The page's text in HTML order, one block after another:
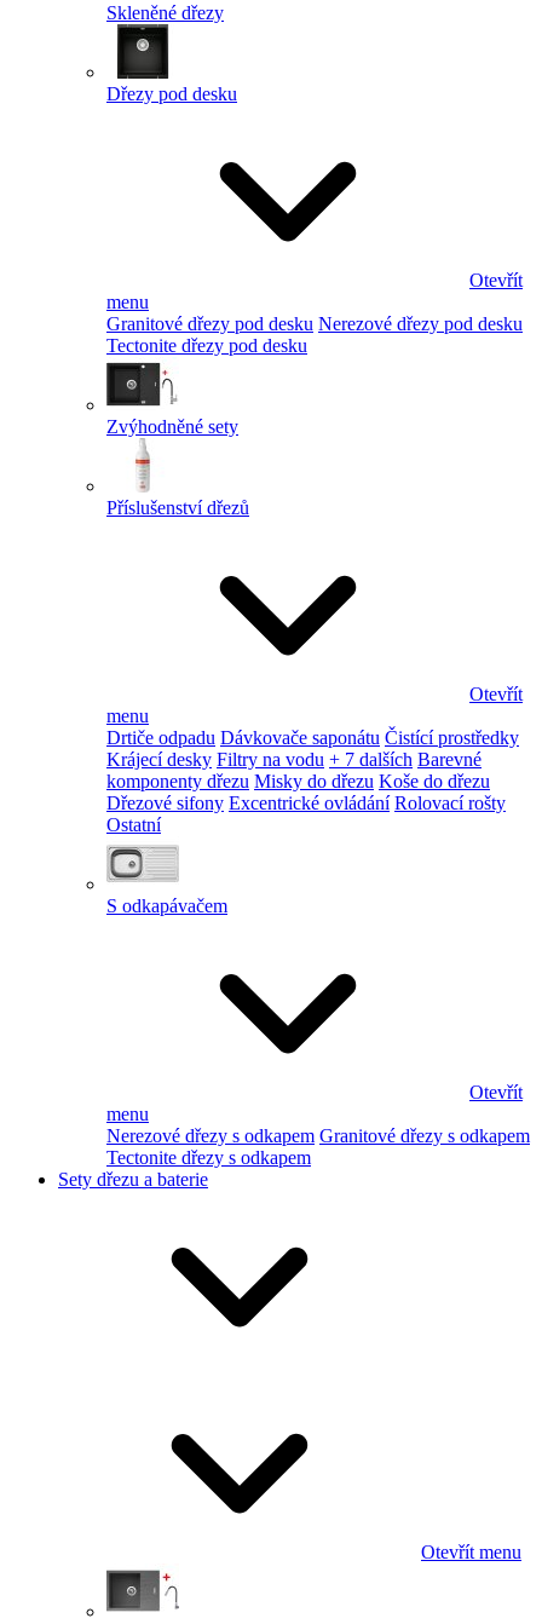
Skleněné dřezy
Dřezy pod desku
Otevřít
menu
Granitové dřezy pod desku Nerezové dřezy pod desku
Tectonite dřezy pod desku
Zvýhodněné sety
Příslušenství dřezů
Otevřít
menu
Drtiče odpadu Dávkovače saponátu Čistící prostředky
Krájecí desky Filtry na vodu + 7 dalších Barevné
komponenty dřezu Misky do dřezu Koše do dřezu
Dřezové sifony Excentrické ovládání Rolovací rošty
Ostatní
S odkapávačem
Otevřít
menu
Nerezové dřezy s odkapem Granitové dřezy s odkapem
Tectonite dřezy s odkapem
Sety dřezu a baterie
Otevřít menu